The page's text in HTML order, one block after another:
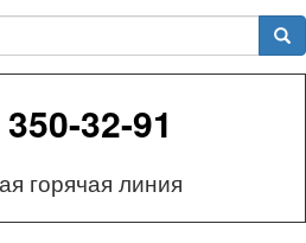
32-91
горячая линия